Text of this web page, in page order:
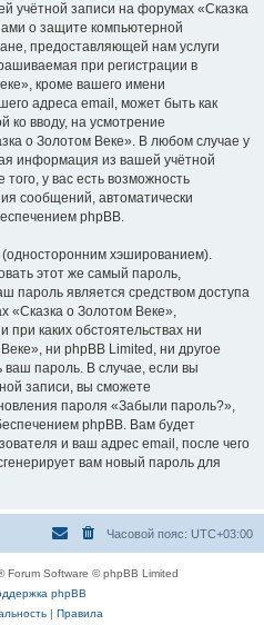
учётной записи на форумах «Сказка
о защите компьютерной
предоставляющей нам услуги
при регистрации в
кроме вашего имени
адреса email, может быть как
ко вводу, на усмотрение
о Золотом Веке». В любом случае у
информация из вашей учётной
у вас есть возможность
сообщений, автоматически
phpBB.
хэшированием).
этот же самый пароль,
пароль является средством доступа
«Сказка о Золотом Веке»,
при каких обстоятельствах ни
ни phpBB Limited, ни другое
пароль. В случае, если вы
записи, вы сможете
пароля «Забыли пароль?»,
phpBB. Вам будет
и ваш адрес email, после чего
вам новый пароль для
Часовой пояс: UTC+03:00
Forum Software © phpBB Limited
phpBB
| Правила